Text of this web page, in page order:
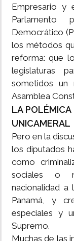
Empresario y
Parlamento
Democrático
los métodos
reforma: que
legislaturas
sometidos un
Asamblea
LA
UNICAMERAL
Pero en la
los diputados
como
sociales o
nacionalidad
Panamá, y
especiales y
Supremo.
Muchas de las